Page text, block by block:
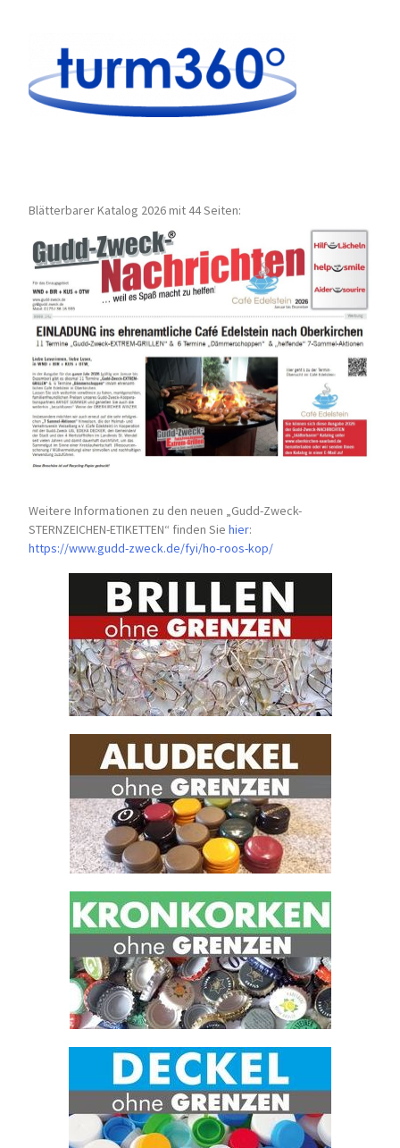
Blätterbarer Katalog 2026 mit 44 Seiten:
Weitere Informationen zu den neuen „Gudd-Zweck-
STERNZEICHEN-ETIKETTEN“ finden Siehier:
https://www.gudd-zweck.de/fyi/ho-roos-kop/